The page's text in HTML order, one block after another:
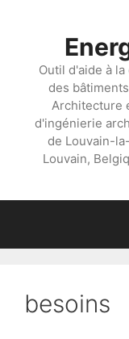
Outil d'aide à
des
Architecture
d'ingénierie
de Louvain-
Louvain,
besoins